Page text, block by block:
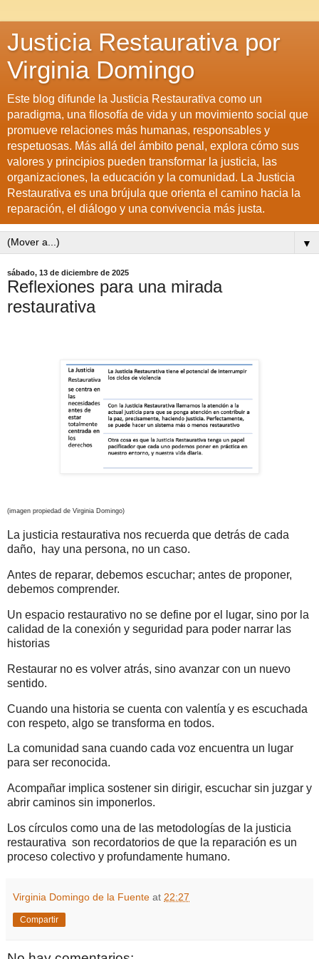
Justicia Restaurativa por
Virginia Domingo
Este blog difunde la Justicia Restaurativa como un
paradigma, una filosofía de vida y un movimiento social que
promueve relaciones más humanas, responsables y
respetuosas. Más allá del ámbito penal, explora cómo sus
valores y principios pueden transformar la justicia, las
organizaciones, la educación y la comunidad. La Justicia
Restaurativa es una brújula que orienta el camino hacia la
reparación, el diálogo y una convivencia más justa.
▼
sábado, 13 de diciembre de 2025
Reflexiones para una mirada
restaurativa
(imagen propiedad de Virginia Domingo)
La justicia restaurativa nos recuerda que detrás de cada
daño, hay una persona, no un caso.
Antes de reparar, debemos escuchar; antes de proponer,
debemos comprender.
Un espacio restaurativo no se define por el lugar, sino por la
calidad de la conexión y seguridad para poder narrar las
historias
Restaurar no es volver atrás, sino avanzar con un nuevo
sentido.
Cuando una historia se cuenta con valentía y es escuchada
con respeto, algo se transforma en todos.
La comunidad sana cuando cada voz encuentra un lugar
para ser reconocida.
Acompañar implica sostener sin dirigir, escuchar sin juzgar y
abrir caminos sin imponerlos.
Los círculos como una de las metodologías de la justicia
restaurativa son recordatorios de que la reparación es un
proceso colectivo y profundamente humano.
Virginia Domingo de la Fuente at 22:27
Compartir